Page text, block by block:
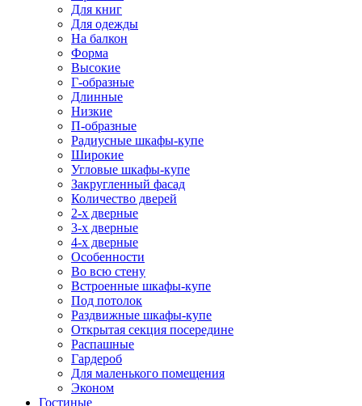
Для книг
Для одежды
На балкон
Форма
Высокие
Г-образные
Длинные
Низкие
П-образные
Радиусные шкафы-купе
Широкие
Угловые шкафы-купе
Закругленный фасад
Количество дверей
2-х дверные
3-х дверные
4-х дверные
Особенности
Во всю стену
Встроенные шкафы-купе
Под потолок
Раздвижные шкафы-купе
Открытая секция посередине
Распашные
Гардероб
Для маленького помещения
Эконом
Гостиные